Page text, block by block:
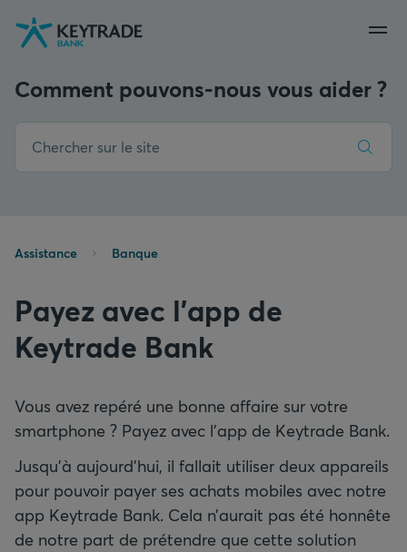
Aller
navigation
Aller
connexion
Aller
au
Comment pouvons-nous vous aider ?
Assistance Banque
Payez avec l'app de
Keytrade Bank
Vous avez repéré une bonne affaire sur votre
smartphone ? Payez avec l'app de Keytrade Bank.
Jusqu’à aujourd’hui, il fallait utiliser deux appareils
pour pouvoir payer ses achats mobiles avec notre
app Keytrade Bank. Cela n’aurait pas été honnête
de notre part de prétendre que cette solution